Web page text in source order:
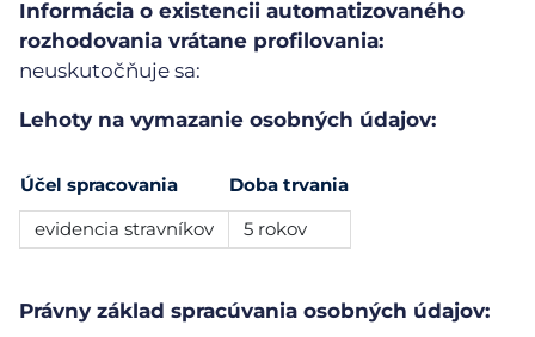
Informácia o existencii automatizovaného
rozhodovania vrátane profilovania:
neuskutočňuje sa:
Lehoty na vymazanie osobných údajov:
Účel spracovania
Doba trvania
evidencia stravníkov
5 rokov
Právny základ spracúvania osobných údajov: